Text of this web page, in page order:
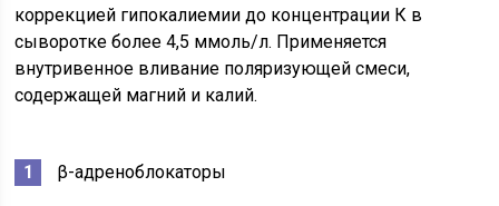
коррекцией гипокалиемии до концентрации К в
сыворотке более 4,5 ммоль/л. Применяется
внутривенное вливание поляризующей смеси,
содержащей магний и калий.
β-адреноблокаторы